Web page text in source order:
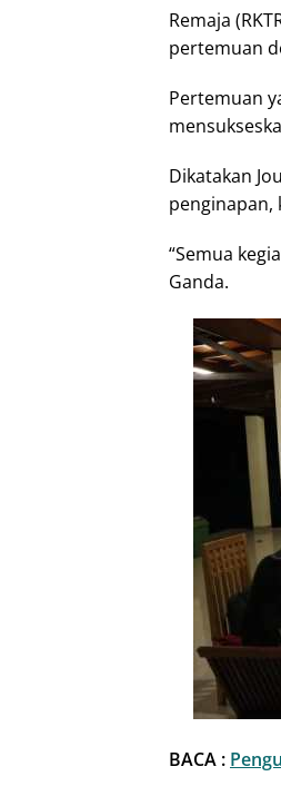
Remaja
pertemuan
Pertemuan
Dikatakan
penginapan,
“Semua
Ganda.
BACA :